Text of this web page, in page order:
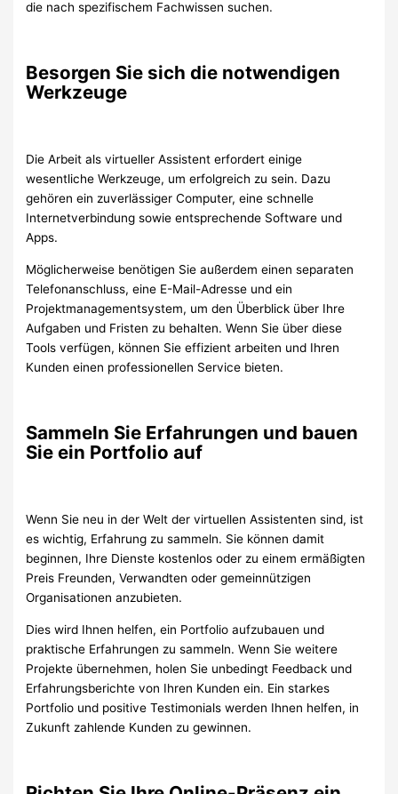
die nach spezifischem Fachwissen suchen.
Besorgen Sie sich die notwendigen
Werkzeuge
Die Arbeit als virtueller Assistent erfordert einige
wesentliche Werkzeuge, um erfolgreich zu sein. Dazu
gehören ein zuverlässiger Computer, eine schnelle
Internetverbindung sowie entsprechende Software und
Apps.
Möglicherweise benötigen Sie außerdem einen separaten
Telefonanschluss, eine E-Mail-Adresse und ein
Projektmanagementsystem, um den Überblick über Ihre
Aufgaben und Fristen zu behalten. Wenn Sie über diese
Tools verfügen, können Sie effizient arbeiten und Ihren
Kunden einen professionellen Service bieten.
Sammeln Sie Erfahrungen und bauen
Sie ein Portfolio auf
Wenn Sie neu in der Welt der virtuellen Assistenten sind, ist
es wichtig, Erfahrung zu sammeln. Sie können damit
beginnen, Ihre Dienste kostenlos oder zu einem ermäßigten
Preis Freunden, Verwandten oder gemeinnützigen
Organisationen anzubieten.
Dies wird Ihnen helfen, ein Portfolio aufzubauen und
praktische Erfahrungen zu sammeln. Wenn Sie weitere
Projekte übernehmen, holen Sie unbedingt Feedback und
Erfahrungsberichte von Ihren Kunden ein. Ein starkes
Portfolio und positive Testimonials werden Ihnen helfen, in
Zukunft zahlende Kunden zu gewinnen.